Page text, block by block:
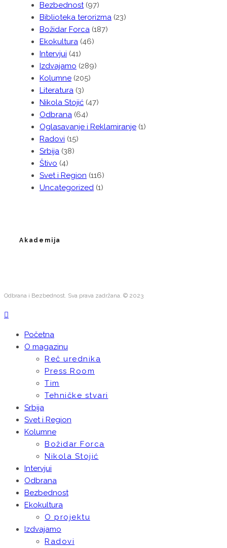
Bezbednost(97)
Biblioteka terorizma (23)
Božidar Forca (187)
Ekokultura (46)
Intervjui (41)
Izdvajamo (289)
Kolumne (205)
Literatura (3)
Nikola Stojić (47)
Odbrana (64)
Oglasavanje i Reklamiranje (1)
Radovi (15)
Srbija (38)
Štivo (4)
Svet i Region (116)
Uncategorized (1)
Akademija
Odbrana i Bezbednost. Sva prava zadržana. © 2023
Početna
O magazinu
Reč urednika
Press Room
Tim
Tehničke stvari
Srbija
Svet i Region
Kolumne
Božidar Forca
Nikola Stojić
Intervjui
Odbrana
Bezbednost
Ekokultura
O projektu
Izdvajamo
Radovi